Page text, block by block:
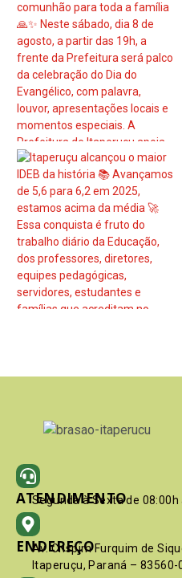
ATENDIMENTO
Segunda à Sexta de 08:00h
ENDEREÇO
Av. Crispim Furquim de
Itaperuçu, Paraná – 83560-